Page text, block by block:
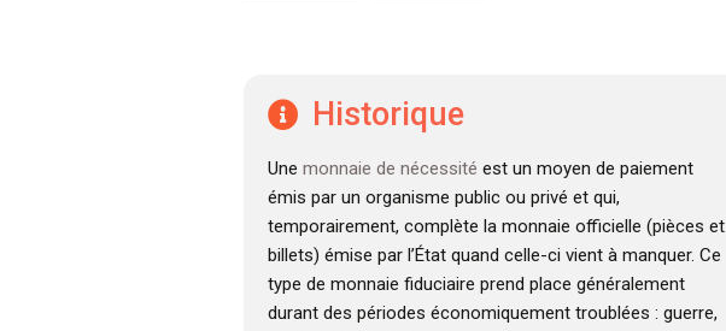
Historique
Une monnaie de nécessité est un moyen de paiement
émis par un organisme public ou privé et qui,
temporairement, complète la monnaie officielle (pièces et
billets) émise par l’État quand celle-ci vient à manquer. Ce
type de monnaie fiduciaire prend place généralement
durant des périodes économiquement troublées : guerre,